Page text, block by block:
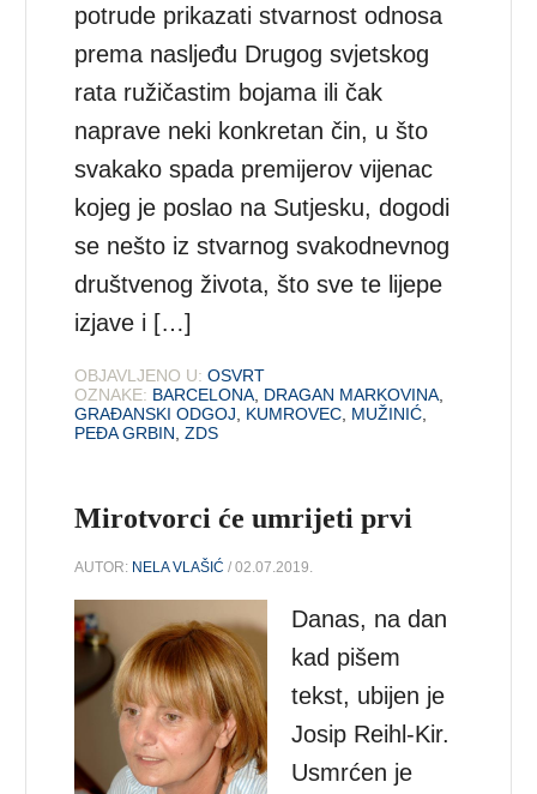
potrude prikazati stvarnost odnosa
prema nasljeđu Drugog svjetskog
rata ružičastim bojama ili čak
naprave neki konkretan čin, u što
svakako spada premijerov vijenac
kojeg je poslao na Sutjesku, dogodi
se nešto iz stvarnog svakodnevnog
društvenog života, što sve te lijepe
izjave i […]
OBJAVLJENO U: OSVRT
OZNAKE: BARCELONA DRAGAN MARKOVINA
GRAĐANSKI ODGOJ
KUMROVEC MUŽINIĆ
PEĐA GRBIN ,ZDS
Mirotvorci će umrijeti prvi
AUTOR: NELA VLAŠIĆ / 02.07.2019.
Danas, na dan
kad pišem
tekst, ubijen je
Josip Reihl-Kir.
Usmrćen je